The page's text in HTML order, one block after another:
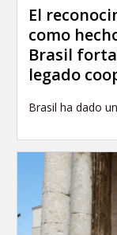
El
como
Brasil
legado
Brasil ha dado